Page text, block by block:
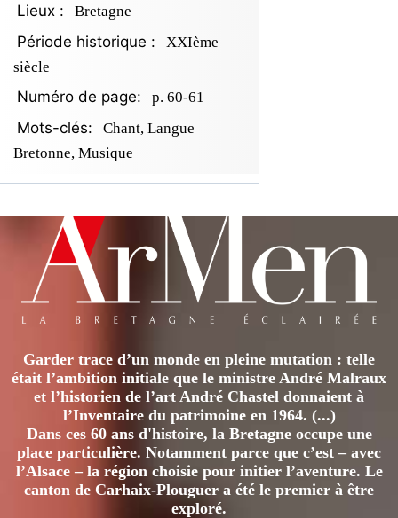
Lieux : Bretagne
Période historique :
XXIème
siècle
Numéro de page: p. 60-61
Mots-clés:
Chant, Langue
Bretonne, Musique
Garder trace d’un monde en pleine mutation : telle
était l’ambition initiale que le ministre André Malraux
et l’historien de l’art André Chastel donnaient à
l’Inventaire du patrimoine en 1964. (...)
Dans ces 60 ans d'histoire, la Bretagne occupe une
place particulière. Notamment parce que c’est – avec
l’Alsace – la région choisie pour initier l’aventure. Le
canton de Carhaix-Plouguer a été le premier à être
exploré.